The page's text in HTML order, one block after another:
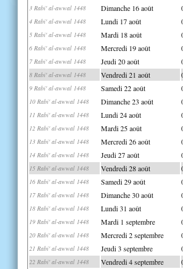
3 Rabi' al-awwal 1448 Dimanche 16 août
4 Rabi' al-awwal 1448 Lundi 17 août
5 Rabi' al-awwal 1448 Mardi 18 août
6 Rabi' al-awwal 1448 Mercredi 19 août
7 Rabi' al-awwal 1448 Jeudi 20 août
8 Rabi' al-awwal 1448 Vendredi 21 août
9 Rabi' al-awwal 1448 Samedi 22 août
10 Rabi' al-awwal 1448 Dimanche 23 août
11 Rabi' al-awwal 1448 Lundi 24 août
12 Rabi' al-awwal 1448 Mardi 25 août
13 Rabi' al-awwal 1448 Mercredi 26 août
14 Rabi' al-awwal 1448 Jeudi 27 août
15 Rabi' al-awwal 1448 Vendredi 28 août
16 Rabi' al-awwal 1448 Samedi 29 août
17 Rabi' al-awwal 1448 Dimanche 30 août
18 Rabi' al-awwal 1448 Lundi 31 août
19 Rabi' al-awwal 1448 Mardi 1 septembre
20 Rabi' al-awwal 1448 Mercredi 2 septembre
21 Rabi' al-awwal 1448 Jeudi 3 septembre
22 Rabi' al-awwal 1448 Vendredi 4 septembre